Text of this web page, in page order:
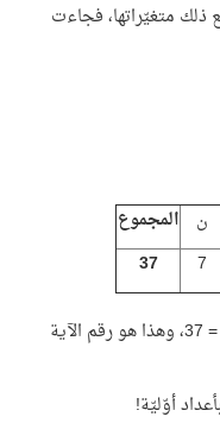
ذلك متغيّراتها، فجاءت
ن المجموع
7
37
مجموع تكرار أحرف كلمة (القرآن) في الآية = 37، وهذا هو رقم الآية
أوّليّة!